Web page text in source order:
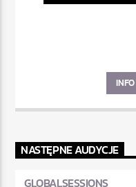
NASTĘPNE AUDYCJE
GLOBALSESSIONS